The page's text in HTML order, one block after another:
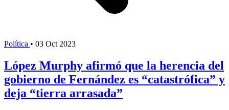
Política • 03 Oct 2023
López Murphy afirmó que la herencia del
gobierno de Fernández es “catastrófica” y
deja “tierra arrasada”